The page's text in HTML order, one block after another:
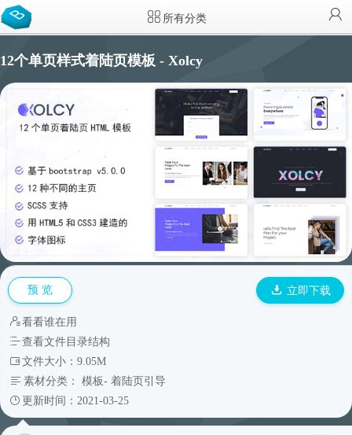
所有分类
12个单页样式着陆页模板 - Xolcy
预 览 立即下载
看看谁在用
查看文件目录结构
文件大小：9.05M
素材分类： 模板- 着陆页引导
更新时间：2021-03-25